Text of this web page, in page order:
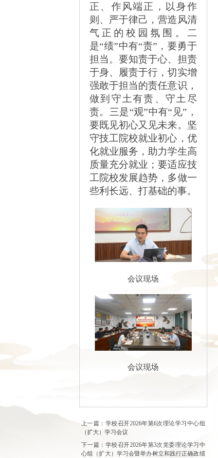
正、作风端正，以身作
则、严于律己，营造风清
气正的校园氛围。二
是“绩”中有“责”，要勇于
担当。要知责于心、担责
于身、履责于行，切实增
强敢于担当的责任意识，
做到守土有责、守土尽
责。三是“观”中有“见”，
要既见初心又见未来。坚
守技工院校就业初心，优
化就业服务，助力学生高
质量充分就业；要适应技
工院校发展趋势，多做一
些利长远、打基础的事。
会议现场
会议现场
上一篇：学校召开2026年第6次理论学习中心组
（扩大）学习会议
下一篇：学校召开2026年第3次党委理论学习中
心组（扩大）学习会暨举办树立和践行正确政绩